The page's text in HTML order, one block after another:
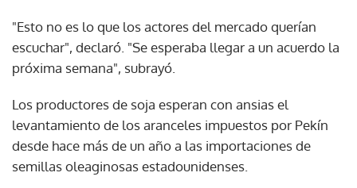
"Esto no es lo que los actores del mercado querían
escuchar", declaró. "Se esperaba llegar a un acuerdo la
próxima semana", subrayó.
Los productores de soja esperan con ansias el
levantamiento de los aranceles impuestos por Pekín
desde hace más de un año a las importaciones de
semillas oleaginosas estadounidenses.